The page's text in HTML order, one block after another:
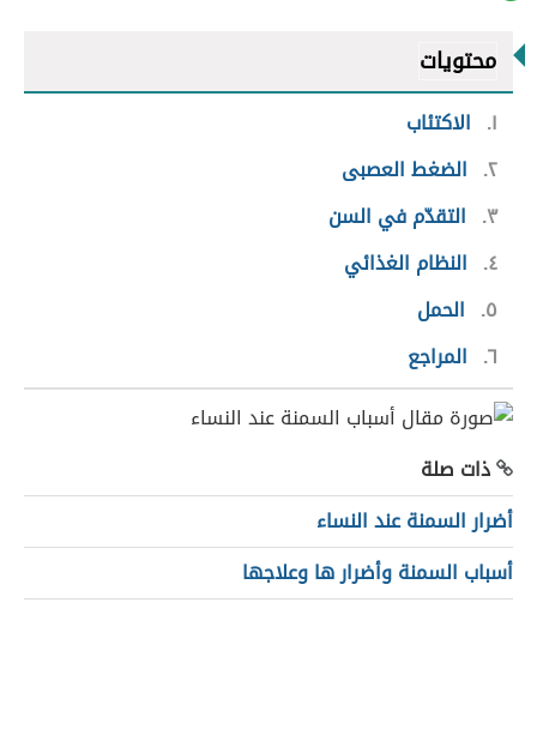
محتويات
١
الاكتئاب
٢ الضغط العصبى
٣
التقدّم في السن
٤
النظام الغذائي
٥
الحمل
٦ المراجع
ذات صلة
أضرار السمنة عند النساء
أسباب السمنة وأضرار ها وعلاجها